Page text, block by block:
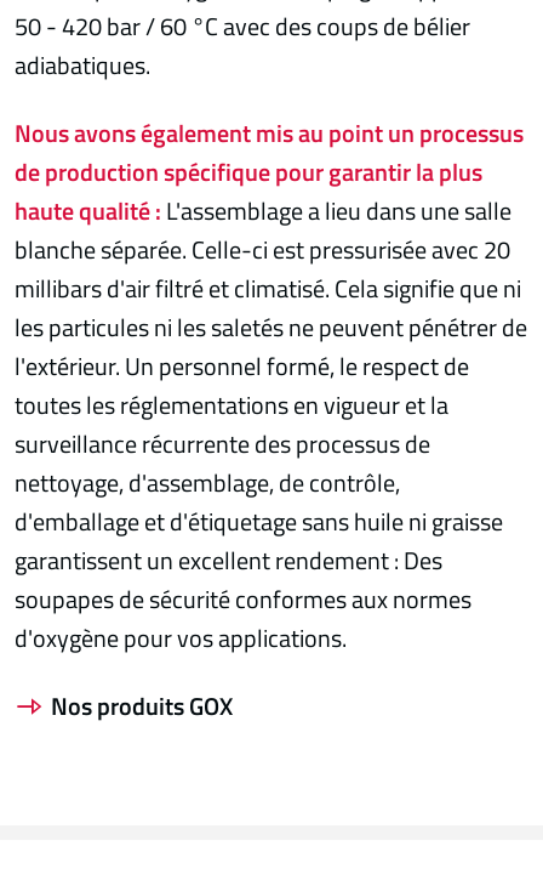
50 - 420 bar / 60 °C avec des coups de bélier
adiabatiques.
Nous avons également mis au point un processus
de production spécifique pour garantir la plus
haute qualité :L'assemblage a lieu dans une salle
blanche séparée. Celle-ci est pressurisée avec 20
millibars d'air filtré et climatisé. Cela signifie que ni
les particules ni les saletés ne peuvent pénétrer de
l'extérieur. Un personnel formé, le respect de
toutes les réglementations en vigueur et la
surveillance récurrente des processus de
nettoyage, d'assemblage, de contrôle,
d'emballage et d'étiquetage sans huile ni graisse
garantissent un excellent rendement : Des
soupapes de sécurité conformes aux normes
d'oxygène pour vos applications.
Nos produits GOX